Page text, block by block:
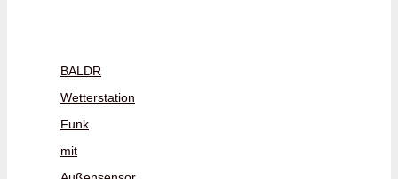
BALDR
Wetterstation
Funk
mit